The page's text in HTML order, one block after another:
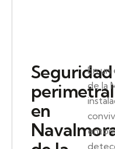
Seguridad
perimetral
en
En
de la